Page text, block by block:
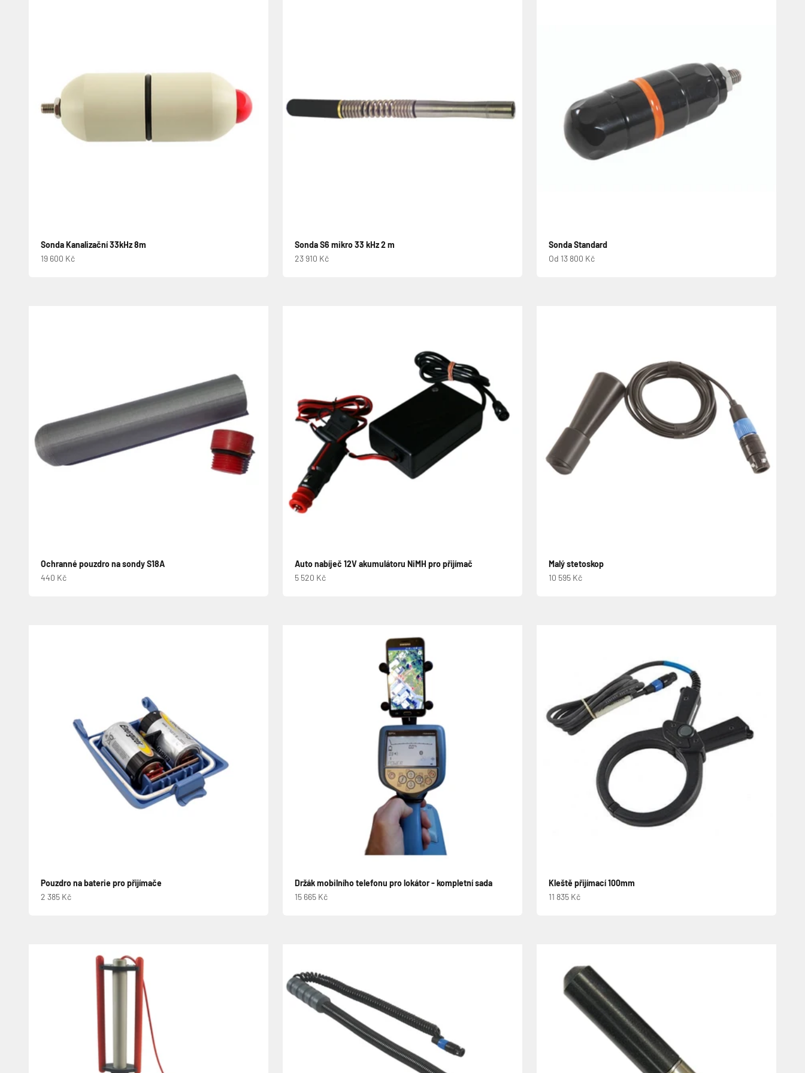
Sonda Kanalizační 33kHz 8m
Prodejní cena
19 600 Kč
Sonda S6 mikro 33 kHz 2 m
Prodejní cena
23 910 Kč
Sonda Standard
Prodejní cena
Od 13 800 Kč
Ochranné pouzdro na sondy S18A
Prodejní cena
440 Kč
Auto nabíječ 12V akumulátoru NiMH pro přijímač
Prodejní cena
5 520 Kč
Malý stetoskop
Prodejní cena
10 595 Kč
Pouzdro na baterie pro přijímače
Prodejní cena
2 385 Kč
Držák mobilního telefonu pro lokátor - kompletní sada
Prodejní cena
15 665 Kč
Kleště přijímací 100mm
Prodejní cena
11 835 Kč